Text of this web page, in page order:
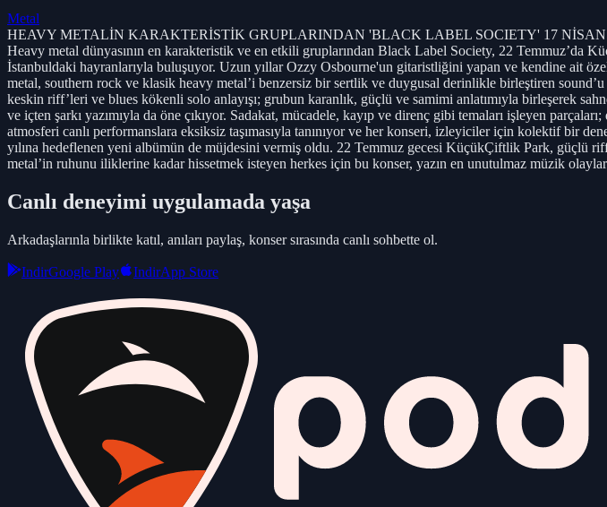
Metal
HEAVY METALİN KARAKTERİSTİK GRUPLARINDAN 'BLACK LABEL SOCIETY' 17
Heavy metal dünyasının en karakteristik ve en etkili gruplarından Black Label Society, 22 Temmuz’da
İstanbuldaki hayranlarıyla buluşuyor. Uzun yıllar Ozzy Osbourne'un gitaristliğini yapan ve kendine ait
metal, southern rock ve klasik heavy metal’i benzersiz bir sertlik ve duygusal derinlikle birleştiren
keskin riff’leri ve blues kökenli solo anlayışı; grubun karanlık, güçlü ve samimi anlatımıyla birleşerek
ve içten şarkı yazımıyla da öne çıkıyor. Sadakat, mücadele, kayıp ve direnç gibi temaları işleyen
atmosferi canlı performanslara eksiksiz taşımasıyla tanınıyor ve her konseri, izleyiciler için kolektif bir
yılına hedeflenen yeni albümün de müjdesini vermiş oldu. 22 Temmuz gecesi KüçükÇiftlik Park, güçlü
metal’in ruhunu iliklerine kadar hissetmek isteyen herkes için bu konser, yazın en unutulmaz müzik
Canlı deneyimi uygulamada yaşa
Arkadaşlarınla birlikte katıl, anıları paylaş, konser sırasında canlı sohbette ol.
IndirGoogle Play IndirApp Store